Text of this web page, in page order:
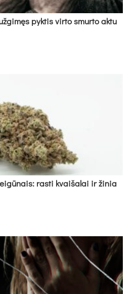
pyk­tis vir­to smur­to ak­tu
ras­ti kvai­ša­lai ir ži­nia